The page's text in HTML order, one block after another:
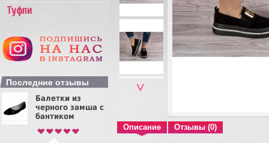
Туфли
Последние отзывы
Балетки из
черного замша с
бантиком
˅
Описание Отзывы (0)